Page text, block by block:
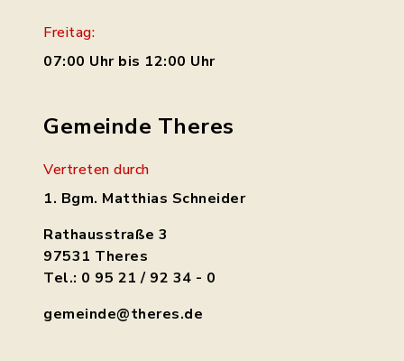
Freitag:
07:00 Uhr bis 12:00 Uhr
Gemeinde Theres
Vertreten durch
1. Bgm. Matthias Schneider
Rathausstraße 3
97531 Theres
Tel.: 0 95 21 / 92 34 - 0
gemeinde@theres.de